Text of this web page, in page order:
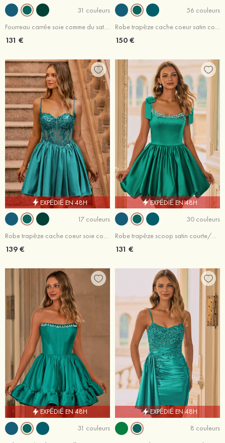
31 couleurs
Fourreau carrée soie comme du satin courte/mini robe de fête de la rentré avec perles plissé
131 €
56 couleurs
Robe trapèze cache coeur satin courte/mini robe de fête de la rentré avec appliqué perles
150 €
EXPÉDIÉ EN 48H
17 couleurs
Robe trapèze cache coeur soie comme du satin courte/mini robe de fête de la rentré avec appliqué perles
139 €
EXPÉDIÉ EN 48H
30 couleurs
Robe trapèze scoop satin courte/mini robe de fête de la rentré avec perles noeuds papillons
131 €
EXPÉDIÉ EN 48H
31 couleurs
EXPÉDIÉ EN 48H
8 couleurs